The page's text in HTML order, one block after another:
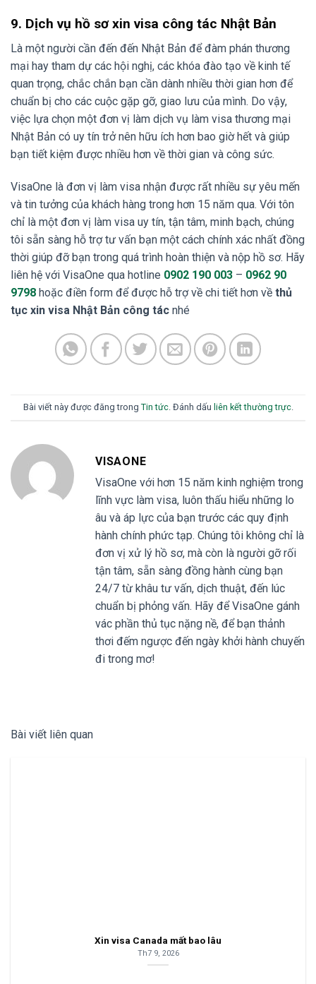
9. Dịch vụ hồ sơ xin visa công tác Nhật Bản
Là một người cần đến đến Nhật Bản để đàm phán thương
mại hay tham dự các hội nghị, các khóa đào tạo về kinh tế
quan trọng, chắc chắn bạn cần dành nhiều thời gian hơn để
chuẩn bị cho các cuộc gặp gỡ, giao lưu của mình. Do vậy,
việc lựa chọn một đơn vị làm dịch vụ làm visa thương mại
Nhật Bản có uy tín trở nên hữu ích hơn bao giờ hết và giúp
bạn tiết kiệm được nhiều hơn về thời gian và công sức.
VisaOne là đơn vị làm visa nhận được rất nhiều sự yêu mến
và tin tưởng của khách hàng trong hơn 15 năm qua. Với tôn
chỉ là một đơn vị làm visa uy tín, tận tâm, minh bạch, chúng
tôi sẵn sàng hỗ trợ tư vấn bạn một cách chính xác nhất đồng
thời giúp đỡ bạn trong quá trình hoàn thiện và nộp hồ sơ. Hãy
liên hệ với VisaOne qua hotline 0902 190 003 – 0962 90
9798 hoặc điền form để được hỗ trợ về chi tiết hơn về thủ
tục xin visa Nhật Bản công tác nhé
Bài viết này được đăng trong Tin tức. Đánh dấu liên kết thường trực.
VISAONE
VisaOne với hơn 15 năm kinh nghiệm trong
lĩnh vực làm visa, luôn thấu hiểu những lo
âu và áp lực của bạn trước các quy định
hành chính phức tạp. Chúng tôi không chỉ là
đơn vị xử lý hồ sơ, mà còn là người gỡ rối
tận tâm, sẵn sàng đồng hành cùng bạn
24/7 từ khâu tư vấn, dịch thuật, đến lúc
chuẩn bị phỏng vấn. Hãy để VisaOne gánh
vác phần thủ tục nặng nề, để bạn thảnh
thơi đếm ngược đến ngày khởi hành chuyến
đi trong mơ!
Bài viết liên quan
Xin visa Canada mất bao lâu
Th7 9, 2026